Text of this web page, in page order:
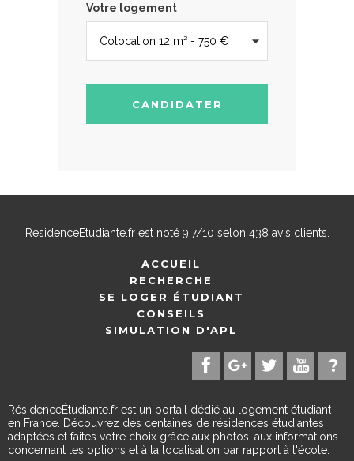
Votre logement
CANDIDATER
ResidenceEtudiante.frest noté 9,7/10 selon 438 avis clients.
ACCUEIL
RECHERCHE
SE LOGER ÉTUDIANT
CONSEILS
SIMULATION D'APL
RésidenceÉtudiante.fr est un portail dédié au logement étudiant
en France. Découvrez des centaines de résidences étudiantes
adaptées et faites votre choix grâce aux photos, aux informations
concernant les options et à la localisation par rapport à l'école.